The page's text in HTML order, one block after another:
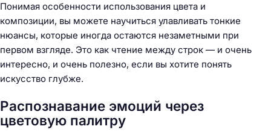
Понимая особенности использования цвета и
композиции, вы можете научиться улавливать тонкие
нюансы, которые иногда остаются незаметными при
первом взгляде. Это как чтение между строк — и очень
интересно, и очень полезно, если вы хотите понять
искусство глубже.
Распознавание эмоций через
цветовую палитру